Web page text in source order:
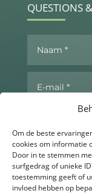
Om de beste
cookies om informatie
Door in te stemmen
surfgedrag of unieke
toestemming geeft of
invloed hebben op
QUESTIONS